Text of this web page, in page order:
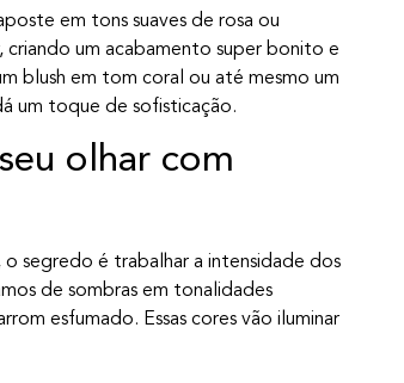
em tons suaves de rosa ou
criando um acabamento super bonito e
blush em tom coral ou até mesmo um
um toque de sofisticação.
olhar com
segredo é trabalhar a intensidade dos
de sombras em tonalidades
esfumado. Essas cores vão iluminar